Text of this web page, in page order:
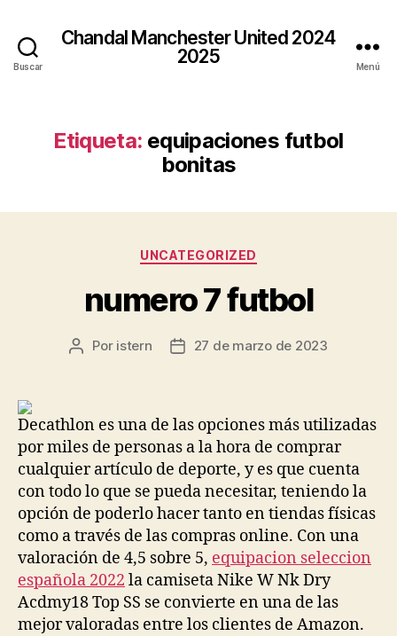
Buscar
Chandal Manchester United 2024
2025
Menú
Etiqueta: equipaciones futbol
bonitas
Categorías
UNCATEGORIZED
numero 7 futbol
Autor
Por istern
Fecha27 de marzo de 2023
Decathlon es una de las opciones más utilizadas
por miles de personas a la hora de comprar
cualquier artículo de deporte, y es que cuenta
con todo lo que se pueda necesitar, teniendo la
opción de poderlo hacer tanto en tiendas físicas
como a través de las compras online. Con una
valoración de 4,5 sobre 5, equipacion seleccion
española 2022 la camiseta Nike W Nk Dry
Acdmy18 Top SS se convierte en una de las
mejor valoradas entre los clientes de Amazon.